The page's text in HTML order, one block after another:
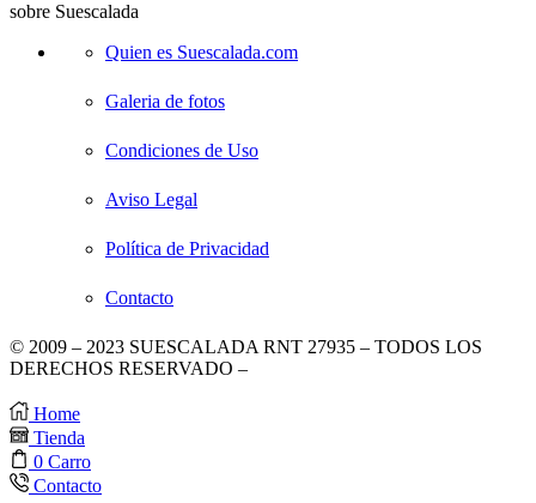
sobre Suescalada
Quien es Suescalada.com
Galeria de fotos
Condiciones de Uso
Aviso Legal
Política de Privacidad
Contacto
© 2009 – 2023 SUESCALADA RNT 27935 – TODOS LOS
DERECHOS RESERVADO –
Home
Tienda
0 Carro
Contacto